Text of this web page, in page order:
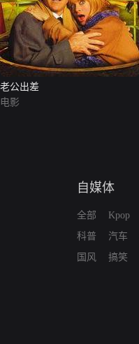
老公出差
电影
自媒体
全部
科普
国风
Kpop
汽车
搞笑